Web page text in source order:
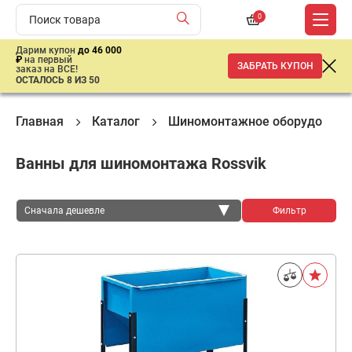
0
Дарим купон до 46 000
₽ на первый
заказ на ВСЕ!
ОСТАЛОСЬ 8 ИЗ 50
ЗАБРАТЬ КУПОН
Главная Каталог Шиномонтажное
Ванны для шиномонтажа Rossvik
Сначала дешевле Фильтр